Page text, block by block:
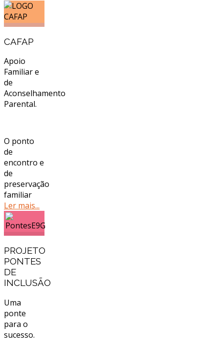
CAFAP
Apoio
Familiar e
de
Aconselhamento
Parental.
O ponto
de
encontro e
de
preservação
familiar
Ler mais...
PROJETO
PONTES
DE
INCLUSÃO
Uma
ponte
para o
sucesso.